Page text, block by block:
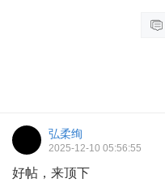
弘柔绚
2025-12-10 05:56:55
好帖，来顶下